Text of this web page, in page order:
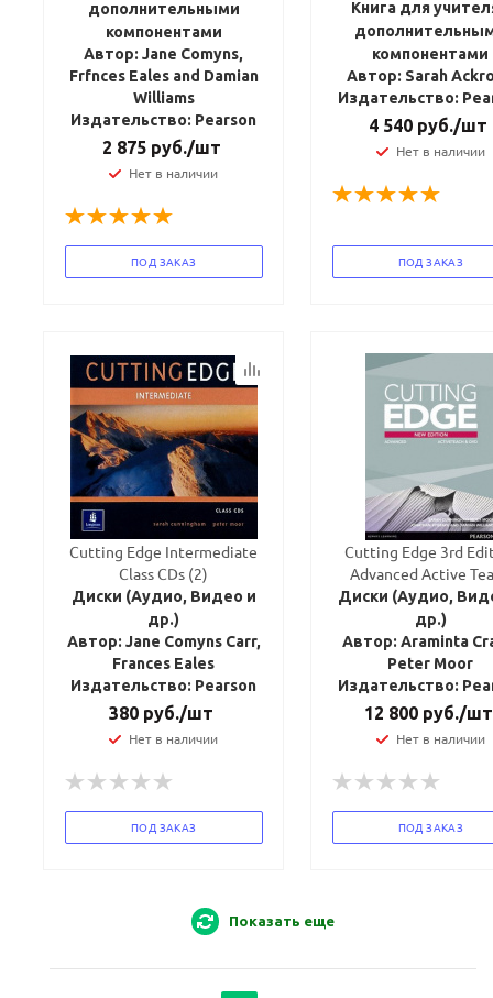
дополнительными
компонентами
Автор: Jane Comyns,
Frfnces Eales and Damian
Williams
Издательство: Pearson
2 875руб./шт
Нет в наличии
ПОД ЗАКАЗ
Книга для
компонентами
Автор: Sarah
Издательство:
4 540 руб./шт
Нет в наличии
ПОД ЗАКАЗ
Cutting Edge Intermediate
Class CDs (2)
Диски (Аудио, Видео и
др.)
Автор: Jane Comyns Carr,
Frances Eales
Издательство: Pearson
380 руб./шт
Нет в наличии
ПОД ЗАКАЗ
Cutting Edge 3rd
Advanced Active
Диски (Аудио,
др.)
Автор: Araminta
Peter Moor
Издательство:
12 800руб./шт
Нет в наличии
ПОД ЗАКАЗ
Показать еще